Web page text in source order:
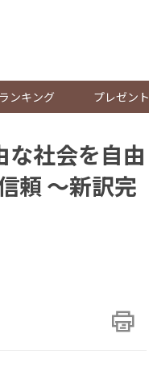
ンキング プレゼント
な社会を自由
頼 ～新訳完